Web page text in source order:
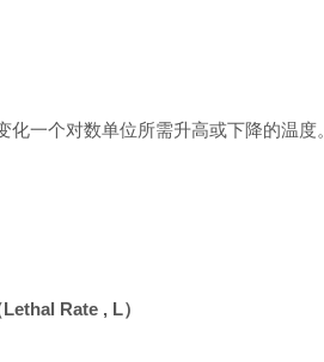
化一个对数单位所需升高或下降的温
Lethal Rate , L）